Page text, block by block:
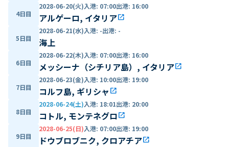
4日目
2028-06-20(火)入港: 07:00出港: 16:00
アルゲーロ, イタリアopen_in_new
5日目
2028-06-21(水)入港: -出港: -
海上
6日目
2028-06-22(木)入港: 07:00出港: 16:00
メッシーナ（シチリア島）, イタリアopen_in_new
7日目
2028-06-23(金)入港: 10:00出港: 19:00
コルフ島, ギリシャ open_in_new
8日目
2028-06-24(土)入港: 18:01出港: 20:00
コトル, モンテネグロopen_in_new
9日目
2028-06-25(日)入港: 07:00出港: 19:00
ドウブロブニク, クロアチアopen_in_new